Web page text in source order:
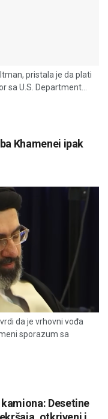
pristala je da plati
sa U.S. Department...
Khamenei ipak
da je vrhovni vođa
sporazum sa
Desetine